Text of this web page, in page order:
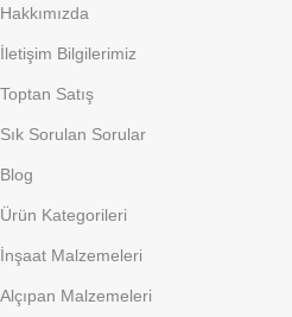
Hakkımızda
İletişim Bilgilerimiz
Toptan Satış
Sık Sorulan Sorular
Blog
Ürün Kategorileri
İnşaat Malzemeleri
Alçıpan Malzemeleri